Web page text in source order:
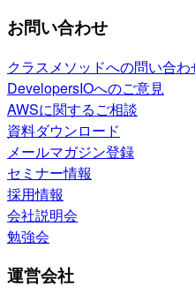
お問い合わせ
クラスメソッドへの問い合わ
DevelopersIOへのご意見
AWSに関するご相談
資料ダウンロード
メールマガジン登録
セミナー情報
採用情報
会社説明会
勉強会
運営会社